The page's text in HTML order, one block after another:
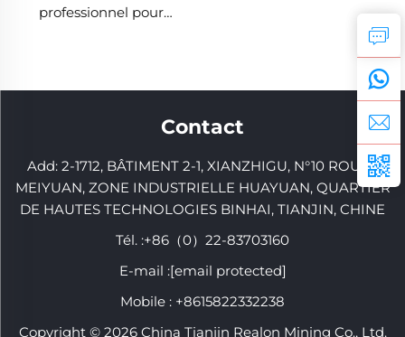
professionnel pour
Contact
Add: 2-1712, BÂTIMENT 2-1, XIANZHIGU, N°10 ROUTE
MEIYUAN, ZONE INDUSTRIELLE HUAYUAN, QUARTIER
DE HAUTES TECHNOLOGIES BINHAI, TIANJIN, CHINE
Tél. :+86（0）22-83703160
E-mail :[email protected]
Mobile : +8615822332238
Copyright © 2026 China Tianjin Realon Mining Co., Ltd.